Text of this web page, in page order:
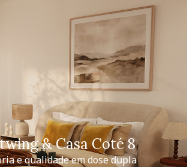
& Casa Coté 8
e qualidade em dose dupla